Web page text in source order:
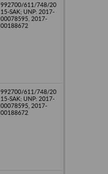
992700/611/748/20
15-SAK; UNP: 2017-
00078595, 2017-
00188672
992700/611/748/20
15-SAK; UNP: 2017-
00078595, 2017-
00188672